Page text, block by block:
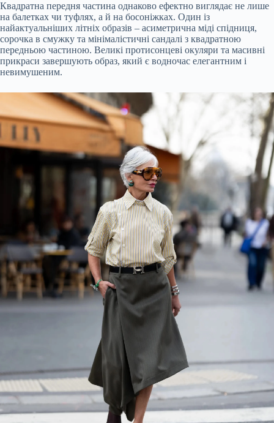
Квадратна передня частина однаково ефектно виглядає не лише
на балетках чи туфлях, а й на босоніжках. Один із
найактуальніших літніх образів – асиметрична міді спідниця,
сорочка в смужку та мінімалістичні сандалі з квадратною
передньою частиною. Великі протисонцеві окуляри та масивні
прикраси завершують образ, який є водночас елегантним і
невимушеним.